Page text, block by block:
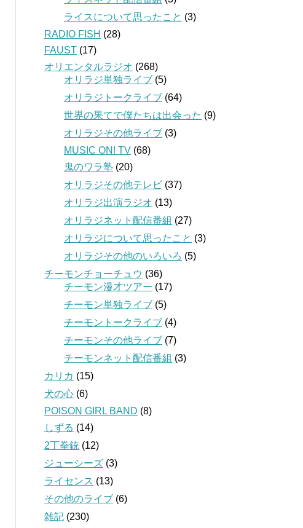
ライスについて思ったこと (3)
RADIO FISH (28)
FAUST (17)
オリエンタルラジオ (268)
オリラジ単独ライブ (5)
オリラジトークライブ (64)
世界の果てで僕たちは出会った (9)
オリラジその他ライブ (3)
MUSIC ON! TV (68)
鬼のワラ塾 (20)
オリラジその他テレビ (37)
オリラジ出演ラジオ (13)
オリラジネット配信番組 (27)
オリラジについて思ったこと (3)
オリラジその他のいろいろ (5)
チーモンチョーチュウ (36)
チーモン漫才ツアー (17)
チーモン単独ライブ (5)
チーモントークライブ (4)
チーモンその他ライブ (7)
チーモンネット配信番組 (3)
カリカ (15)
犬の心 (6)
POISON GIRL BAND (8)
しずる (14)
2丁拳銃 (12)
ジューシーズ (3)
ライセンス (13)
その他のライブ (6)
雑記 (230)